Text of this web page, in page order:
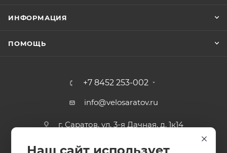
ИНФОРМАЦИЯ
ПОМОЩЬ
+7 8452 253-002
info@velosaratov.ru
г. Саратов, ул. 3-я Дачная, д. 1к14